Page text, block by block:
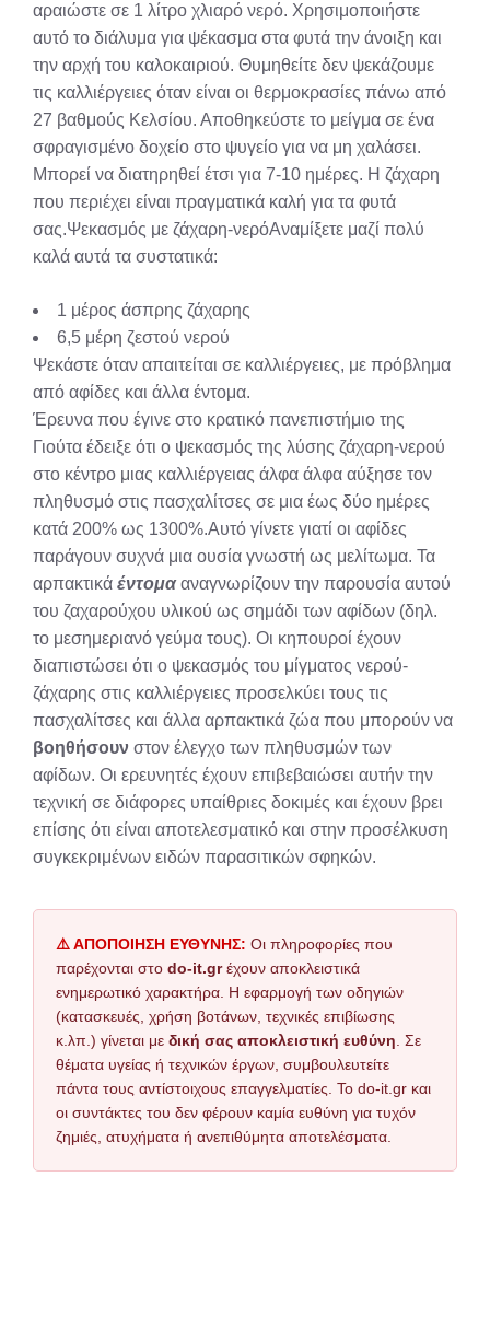
αραιώστε σε 1 λίτρο χλιαρό νερό. Χρησιμοποιήστε
αυτό το διάλυμα για ψέκασμα στα φυτά την άνοιξη και
την αρχή του καλοκαιριού. Θυμηθείτε δεν ψεκάζουμε
τις καλλιέργειες όταν είναι οι θερμοκρασίες πάνω από
27 βαθμούς Κελσίου. Αποθηκεύστε το μείγμα σε ένα
σφραγισμένο δοχείο στο ψυγείο για να μη χαλάσει.
Μπορεί να διατηρηθεί έτσι για 7-10 ημέρες. Η ζάχαρη
που περιέχει είναι πραγματικά καλή για τα φυτά
σας.Ψεκασμός με ζάχαρη-νερόΑναμίξετε μαζί πολύ
καλά αυτά τα συστατικά:
1 μέρος άσπρης ζάχαρης
6,5 μέρη ζεστού νερού
Ψεκάστε όταν απαιτείται σε καλλιέργειες, με πρόβλημα
από αφίδες και άλλα έντομα.
Έρευνα που έγινε στο κρατικό πανεπιστήμιο της
Γιούτα έδειξε ότι ο ψεκασμός της λύσης ζάχαρη-νερού
στο κέντρο μιας καλλιέργειας άλφα άλφα αύξησε τον
πληθυσμό στις πασχαλίτσες σε μια έως δύο ημέρες
κατά 200% ως 1300%.Αυτό γίνετε γιατί οι αφίδες
παράγουν συχνά μια ουσία γνωστή ως μελίτωμα. Τα
αρπακτικά έντομααναγνωρίζουν την παρουσία αυτού
του ζαχαρούχου υλικού ως σημάδι των αφίδων (δηλ.
το μεσημεριανό γεύμα τους). Οι κηπουροί έχουν
διαπιστώσει ότι ο ψεκασμός του μίγματος νερού-
ζάχαρης στις καλλιέργειες προσελκύει τους τις
πασχαλίτσες και άλλα αρπακτικά ζώα που μπορούν να
βοηθήσουν στον έλεγχο των πληθυσμών των
αφίδων. Οι ερευνητές έχουν επιβεβαιώσει αυτήν την
τεχνική σε διάφορες υπαίθριες δοκιμές και έχουν βρει
επίσης ότι είναι αποτελεσματικό και στην προσέλκυση
συγκεκριμένων ειδών παρασιτικών σφηκών.
⚠️ ΑΠΟΠΟΙΗΣΗ ΕΥΘΥΝΗΣ: Οι πληροφορίες που
παρέχονται στο do-it.grέχουν αποκλειστικά
ενημερωτικό χαρακτήρα. Η εφαρμογή των οδηγιών
(κατασκευές, χρήση βοτάνων, τεχνικές επιβίωσης
κ.λπ.) γίνεται με δική σας αποκλειστική ευθύνη . Σε
θέματα υγείας ή τεχνικών έργων, συμβουλευτείτε
πάντα τους αντίστοιχους επαγγελματίες. Το do-it.gr και
οι συντάκτες του δεν φέρουν καμία ευθύνη για τυχόν
ζημιές, ατυχήματα ή ανεπιθύμητα αποτελέσματα.